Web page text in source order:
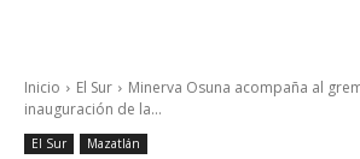
Inicio El Sur
Minerva Osuna acompaña al
inauguración de la...
El Sur Mazatlán